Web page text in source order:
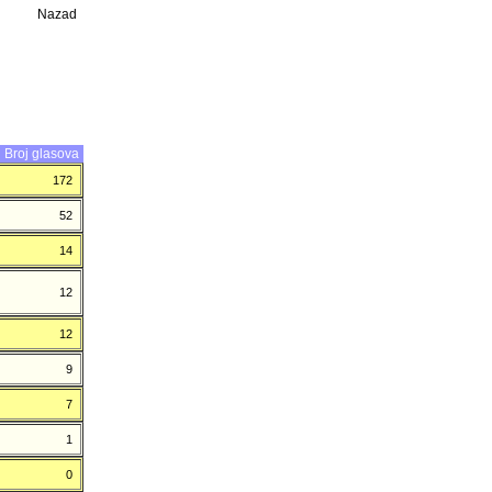
Nazad
Broj glasova
172
52
14
12
12
9
7
1
0